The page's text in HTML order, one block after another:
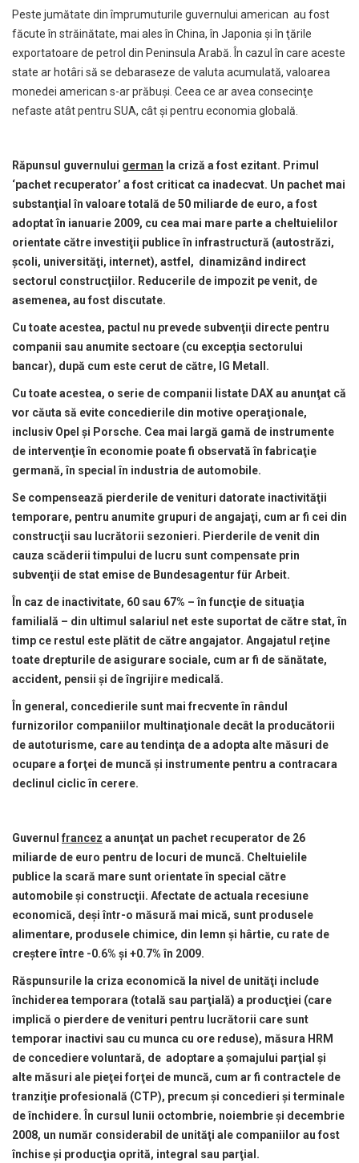
Peste jumătate din împrumuturile guvernului american au fost
făcute în străinătate, mai ales în China, în Japonia şi în ţările
exportatoare de petrol din Peninsula Arabă. În cazul în care aceste
state ar hotâri să se debaraseze de valuta acumulată, valoarea
monedei american s-ar prăbuşi. Ceea ce ar avea consecinţe
nefaste atât pentru SUA, cât şi pentru economia globală.
Răpunsul guvernului german la criză a fost ezitant. Primul
‘pachet recuperator’ a fost criticat ca inadecvat. Un pachet mai
substanţial în valoare totală de 50 miliarde de euro, a fost
adoptat în ianuarie 2009, cu cea mai mare parte a cheltuielilor
orientate către investiţii publice în infrastructură (autostrăzi,
şcoli, universităţi, internet), astfel, dinamizând indirect
sectorul construcţiilor. Reducerile de impozit pe venit, de
asemenea, au fost discutate.
Cu toate acestea, pactul nu prevede subvenţii directe pentru
companii sau anumite sectoare (cu excepţia sectorului
bancar), după cum este cerut de către, IG Metall.
Cu toate acestea, o serie de companii listate DAX au anunţat că
vor căuta să evite concedierile din motive operaţionale,
inclusiv Opel şi Porsche. Cea mai largă gamă de instrumente
de intervenţie în economie poate fi observată în fabricaţie
germană, în special în industria de automobile.
Se compensează pierderile de venituri datorate inactivităţii
temporare, pentru anumite grupuri de angajaţi, cum ar fi cei din
construcţii sau lucrătorii sezonieri. Pierderile de venit din
cauza scăderii timpului de lucru sunt compensate prin
subvenţii de stat emise de Bundesagentur für Arbeit.
În caz de inactivitate, 60 sau 67% – în funcţie de situaţia
familială – din ultimul salariul net este suportat de către stat, în
timp ce restul este plătit de către angajator. Angajatul reţine
toate drepturile de asigurare sociale, cum ar fi de sănătate,
accident, pensii şi de îngrijire medicală.
În general, concedierile sunt mai frecvente în rândul
furnizorilor companiilor multinaţionale decât la producătorii
de autoturisme, care au tendinţa de a adopta alte măsuri de
ocupare a forţei de muncă şi instrumente pentru a contracara
declinul ciclic în cerere.
Guvernul francez a anunţat un pachet recuperator de 26
miliarde de euro pentru de locuri de muncă. Cheltuielile
publice la scară mare sunt orientate în special către
automobile şi construcţii. Afectate de actuala recesiune
economică, deşi într-o măsură mai mică, sunt produsele
alimentare, produsele chimice, din lemn şi hârtie, cu rate de
creştere între -0.6% şi +0.7% în 2009.
Răspunsurile la criza economică la nivel de unităţi include
închiderea temporara (totală sau parţială) a producţiei (care
implică o pierdere de venituri pentru lucrătorii care sunt
temporar inactivi sau cu munca cu ore reduse), măsura HRM
de concediere voluntară, de adoptare a şomajului parţial şi
alte măsuri ale pieţei forţei de muncă, cum ar fi contractele de
tranziţie profesională (CTP), precum şi concedieri şi terminale
de închidere. În cursul lunii octombrie, noiembrie şi decembrie
2008, un număr considerabil de unităţi ale companiilor au fost
închise şi producţia oprită, integral sau parţial.